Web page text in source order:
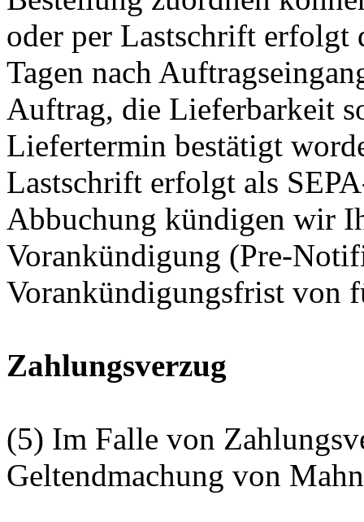
oder per Lastschrift erfolgt
Tagen nach
Auftrag, die Lieferbarkeit
Liefertermin bestätigt
Lastschrift erfolgt als
Abbuchung kündigen wir
Vorankündigung (Pre-
Vorankündigungsfrist von
Zahlungsverzug
(5) Im Falle von
Geltendmachung von